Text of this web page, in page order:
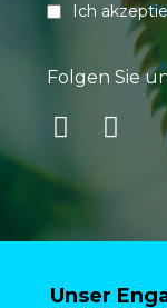
Ich
Folgen Sie
Unser